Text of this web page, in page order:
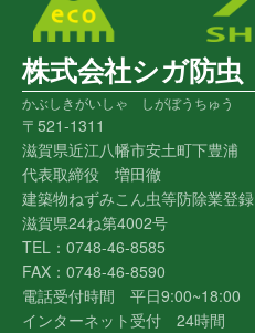
株式会社シガ防虫
かぶしきがいしゃ しがぼうちゅう
〒521-1311
滋賀県近江八幡市安土町下豊浦
代表取締役 増田徹
建築物ねずみこん虫等防除業登録
滋賀県24ね第4002号
TEL：0748-46-8585
FAX：0748-46-8590
電話受付時間 平日9:00~18:00
インターネット受付 24時間